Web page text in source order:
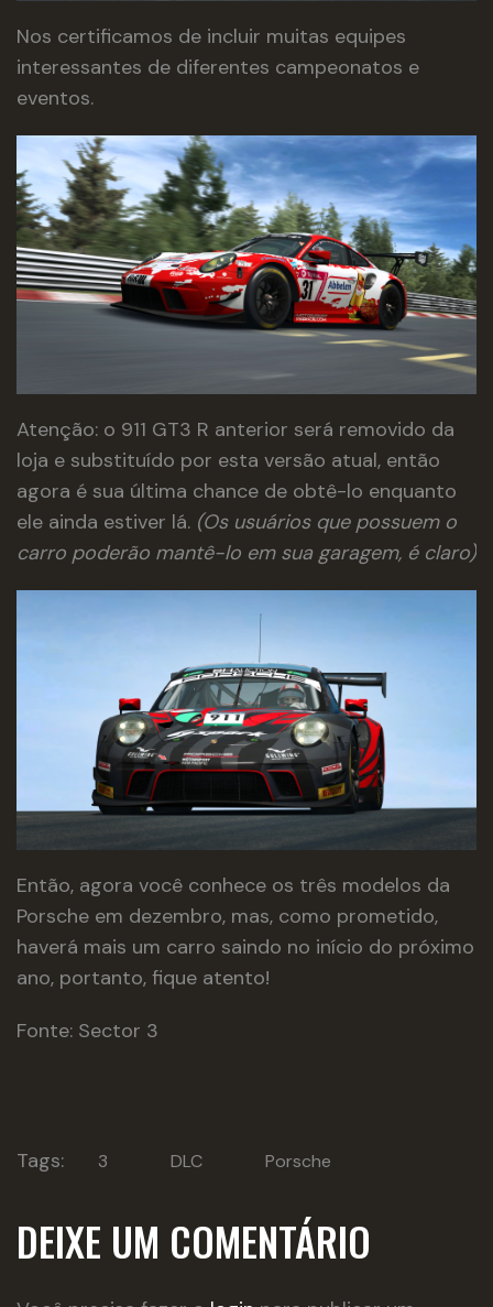
Nos certificamos de incluir muitas equipes
interessantes de diferentes campeonatos e
eventos.
Atenção: o 911 GT3 R anterior será removido da
loja e substituído por esta versão atual, então
agora é sua última chance de obtê-lo enquanto
ele ainda estiver lá. (Os usuários que possuem o
carro poderão mantê-lo em sua garagem, é claro)
Então, agora você conhece os três modelos da
Porsche em dezembro, mas, como prometido,
haverá mais um carro saindo no início do próximo
ano, portanto, fique atento!
Fonte: Sector 3
Tags: 3 DLC Porsche
DEIXE UM COMENTÁRIO